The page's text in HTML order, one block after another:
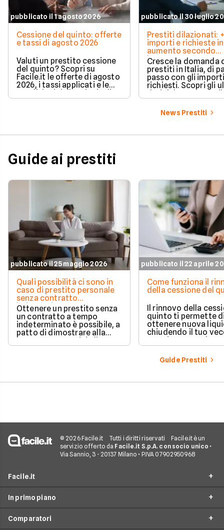
pubblicato il 1 agosto 2026
Cessione del quinto: offerte
e tassi di agosto 2026
Valuti un prestito cessione
del quinto? Scopri su
Facile.it le offerte di agosto
2026, i tassi applicati e le
condizioni delle principali
soluzioni disponibili.
pubblicato il 30 luglio
Prestiti dilazionati:
importi e richieste in
aumento secondo
barometro CRIF
Cresce la domanda
prestiti in Italia, di
passo con gli
richiesti. Scopri gli
dati del CRIF su
News Prestiti
Guide ai prestiti
pubblicato il 25 maggio 2026
Quali possibilità ci sono in
caso di prestito personale
senza contratto
indeterminato
Ottenere un prestito senza
un contratto a tempo
indeterminato è possibile, a
patto di dimostrare alla
banca una capacità di
rimborso solida e costante.
quali strategie puoi
pubblicato il 22 aprile
Come funziona il
della cessione del
Il rinnovo della
quinto ti permette
ottenere nuova
chiudendo il tuo
prestito per aprirne
vantaggioso.
Guide Prestiti
© 2026 Facile.it Tutti i diritti riservati
Facile.it è un
servizio offerto da Facile.it S.p.A. con socio unico •
Via Sannio, 3 - 20137 Milano • P.IVA 07902950968
Facile.it
Assicurazioni
Prestiti
In primo piano
Prestiti Online
Comparatori